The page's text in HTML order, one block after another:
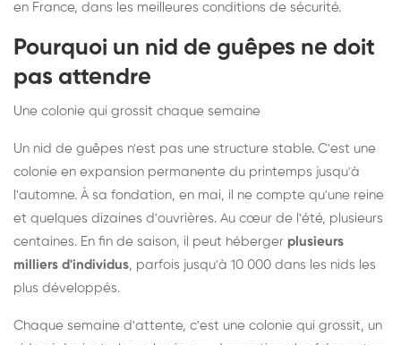
en France, dans les meilleures conditions de sécurité.
Pourquoi un nid de guêpes ne doit
pas attendre
Une colonie qui grossit chaque semaine
Un nid de guêpes n'est pas une structure stable. C'est une
colonie en expansion permanente du printemps jusqu'à
l'automne. À sa fondation, en mai, il ne compte qu'une reine
et quelques dizaines d'ouvrières. Au cœur de l'été, plusieurs
centaines. En fin de saison, il peut héberger plusieurs
milliers d'individus, parfois jusqu'à 10 000 dans les nids les
plus développés.
Chaque semaine d'attente, c'est une colonie qui grossit, un